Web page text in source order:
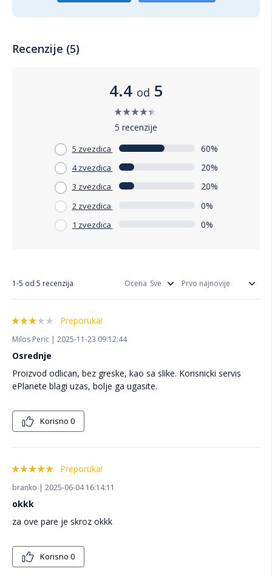
Recenzije (5)
4.4 od 5
5 recenzije
5 zvezdica 60%
4 zvezdica 20%
3 zvezdica 20%
2 zvezdica 0%
1 zvezdica 0%
1-5 od 5 recenzija Ocena
Preporuka!
Milos Peric | 2025-11-23 09:12:44
Osrednje
Proizvod odlican, bez greske, kao sa slike. Korisnicki servis
ePlanete blagi uzas, bolje ga ugasite.
Korisno 0
Preporuka!
branko | 2025-06-04 16:14:11
okkk
za ove pare je skroz okkk
Korisno 0